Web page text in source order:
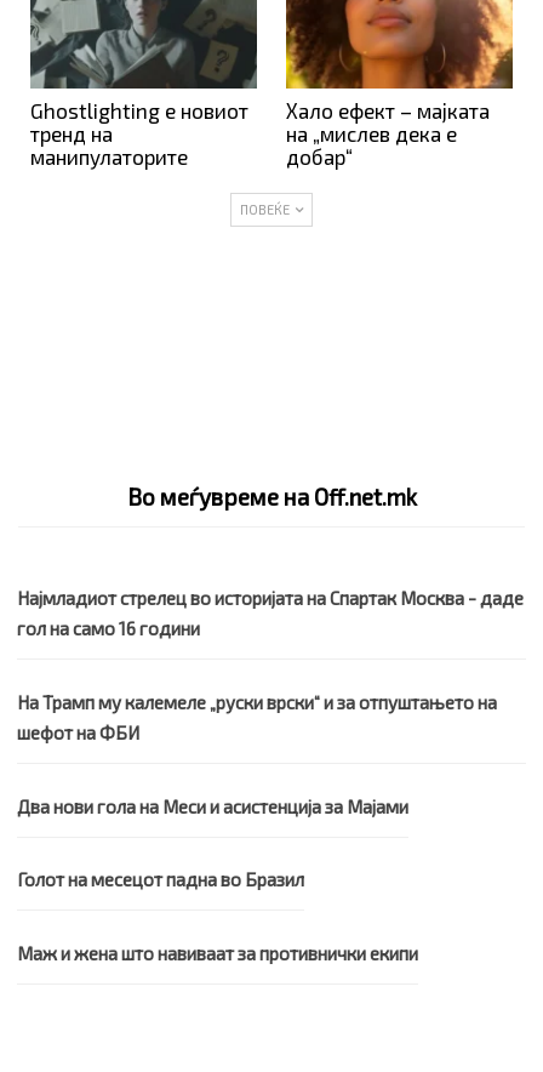
Ghostlighting е новиот
тренд на
манипулаторите
Хало ефект – мајката
на „мислев дека е
добар“
ПОВЕЌЕ
Во меѓувреме на Off.net.mk
Најмладиот стрелец во историјата на Спартак Москва - даде
гол на само 16 години
На Трамп му калемеле „руски врски“ и за отпуштањето на
шефот на ФБИ
Два нови гола на Меси и асистенција за Мајами
Голот на месецот падна во Бразил
Маж и жена што навиваат за противнички екипи